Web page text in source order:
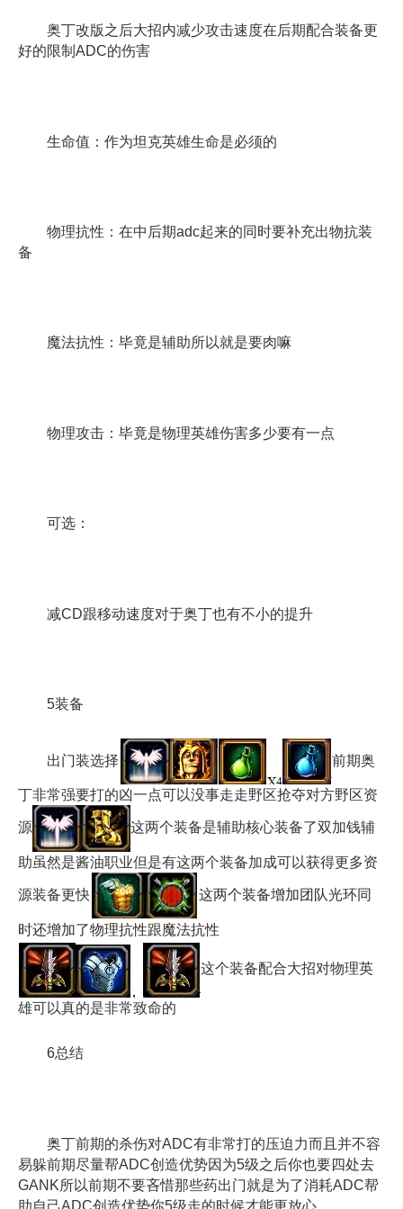
奥丁改版之后大招内减少攻击速度在后期配合装备更
好的限制ADC的伤害
生命值：作为坦克英雄生命是必须的
物理抗性：在中后期adc起来的同时要补充出物抗装
备
魔法抗性：毕竟是辅助所以就是要肉嘛
物理攻击：毕竟是物理英雄伤害多少要有一点
可选：
减CD跟移动速度对于奥丁也有不小的提升
5装备
出门装选择 前期奥
丁非常强要打的凶一点可以没事走走野区抢夺对方野区资
源 这两个装备是辅助核心装备了双加钱辅
助虽然是酱油职业但是有这两个装备加成可以获得更多资
源装备更快 这两个装备增加团队光环同
时还增加了物理抗性跟魔法抗性
这个装备配合大招对物理英
雄可以真的是非常致命的
6总结
奥丁前期的杀伤对ADC有非常打的压迫力而且并不容
易躲前期尽量帮ADC创造优势因为5级之后你也要四处去
GANK所以前期不要吝惜那些药出门就是为了消耗ADC帮
助自己ADC创造优势你5级走的时候才能更放心